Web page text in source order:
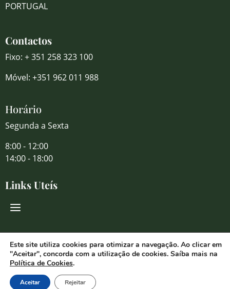
PORTUGAL
Contactos
Fixo: + 351 258 323 100
Móvel: +351 962 011 988
Horário
Segunda a Sexta
8:00 - 12:00
14:00 - 18:00
Links Uteís
Redes Sociais
© 2026 Florália Comércio de Flores
Este site utiliza cookies para otimizar a navegação. Ao clicar em
"Aceitar", concorda com a utilização de cookies. Saíba mais na
Política de Cookies.
Aceitar Rejeitar